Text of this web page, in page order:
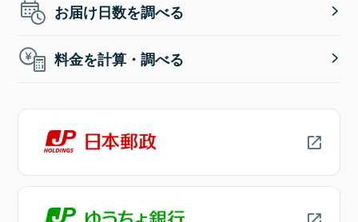
お届け日数を調べる
料金を計算・調べる